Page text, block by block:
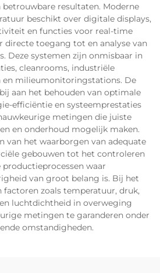
resultaten. Moderne
beschikt over digitale displays,
en functies voor real-time
directe toegang tot en analyse van
Deze systemen zijn onmisbaar in
cleanrooms, industriële
en milieumonitoringstations. De
aan het behouden van optimale
efficiëntie en systeemprestaties
metingen die juiste
en onderhoud mogelijk maken.
van het waarborgen van adequate
gebouwen tot het controleren
waar
van groot belang is. Bij het
factoren zoals temperatuur, druk,
luchtdichtheid in overweging
metingen te garanderen onder
omstandigheden.